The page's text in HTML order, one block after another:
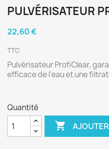
PULVÉRISATEUR
22,60 €
TTC
Pulvérisateur ProfiClear,
efficace de l’eau et une
Quantité
